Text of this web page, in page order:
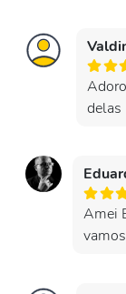
delas
Amei